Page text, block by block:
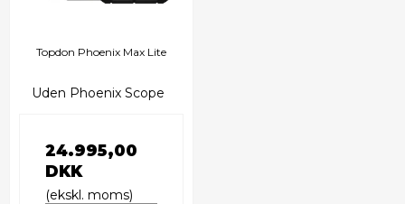
Topdon Phoenix Max Lite
Uden Phoenix Scope
24.995,00
DKK
(ekskl. moms)